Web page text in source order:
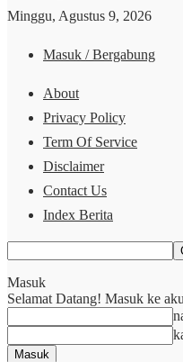
Minggu, Agustus 9, 2026
Masuk / Bergabung
About
Privacy Policy
Term Of Service
Disclaimer
Contact Us
Index Berita
Masuk
Selamat Datang! Masuk ke